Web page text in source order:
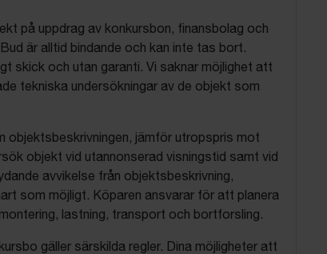
på uppdrag av konkursbon, finansbolag och
är alltid bindande och kan inte tas bort.
skick och utan garanti. Vi saknar möjlighet att
tekniska undersökningar av de objekt som
objektsbeskrivningen, jämför utropspris mot
objekt vid utannonserad visningstid samt vid
avvikelse från objektsbeskrivning,
som möjligt. Köparen ansvarar för att planera
lastning, transport och bortforsling.
gäller särskilda regler. Dina möjligheter att